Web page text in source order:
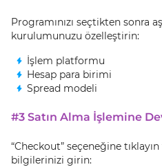
Programınızı seçtikten sonra
kurulumunuzu özelleştirin:
İşlem platformu
Hesap para birimi
Spread modeli
#3 Satın Alma İşlemine
“Checkout” seçeneğine
bilgilerinizi girin: